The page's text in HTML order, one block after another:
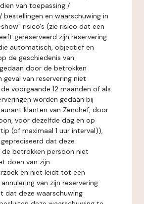
van toepassing /
bestellingen en waarschuwing in
risico's (zie risico dat een
gereserveerd zijn reservering
automatisch, objectief en
de geschiedenis van
door de betrokken
geval van reservering niet
voorgaande 12 maanden of als
worden gedaan bij
klanten van Zenchef, door
voor dezelfde dag en op
(of maximaal 1 uur interval)),
dat deze
de betrokken persoon niet
doen van zijn
en niet leidt tot een
van zijn reservering
dat deze waarschuwing